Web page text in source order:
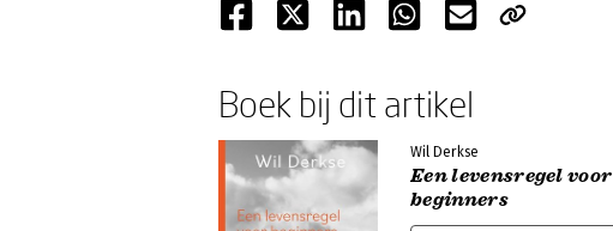
Boek bij dit artikel
Wil Derkse
Een levensregel voor
beginners